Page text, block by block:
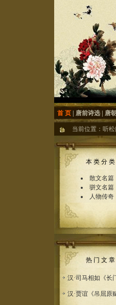
首 页 唐前诗选 唐
当前位置： 听松
本 类 分 类
散文名篇
骈文名篇
人物传奇
热 门 文 章
汉·司马相如《长
汉·贾谊《吊屈原